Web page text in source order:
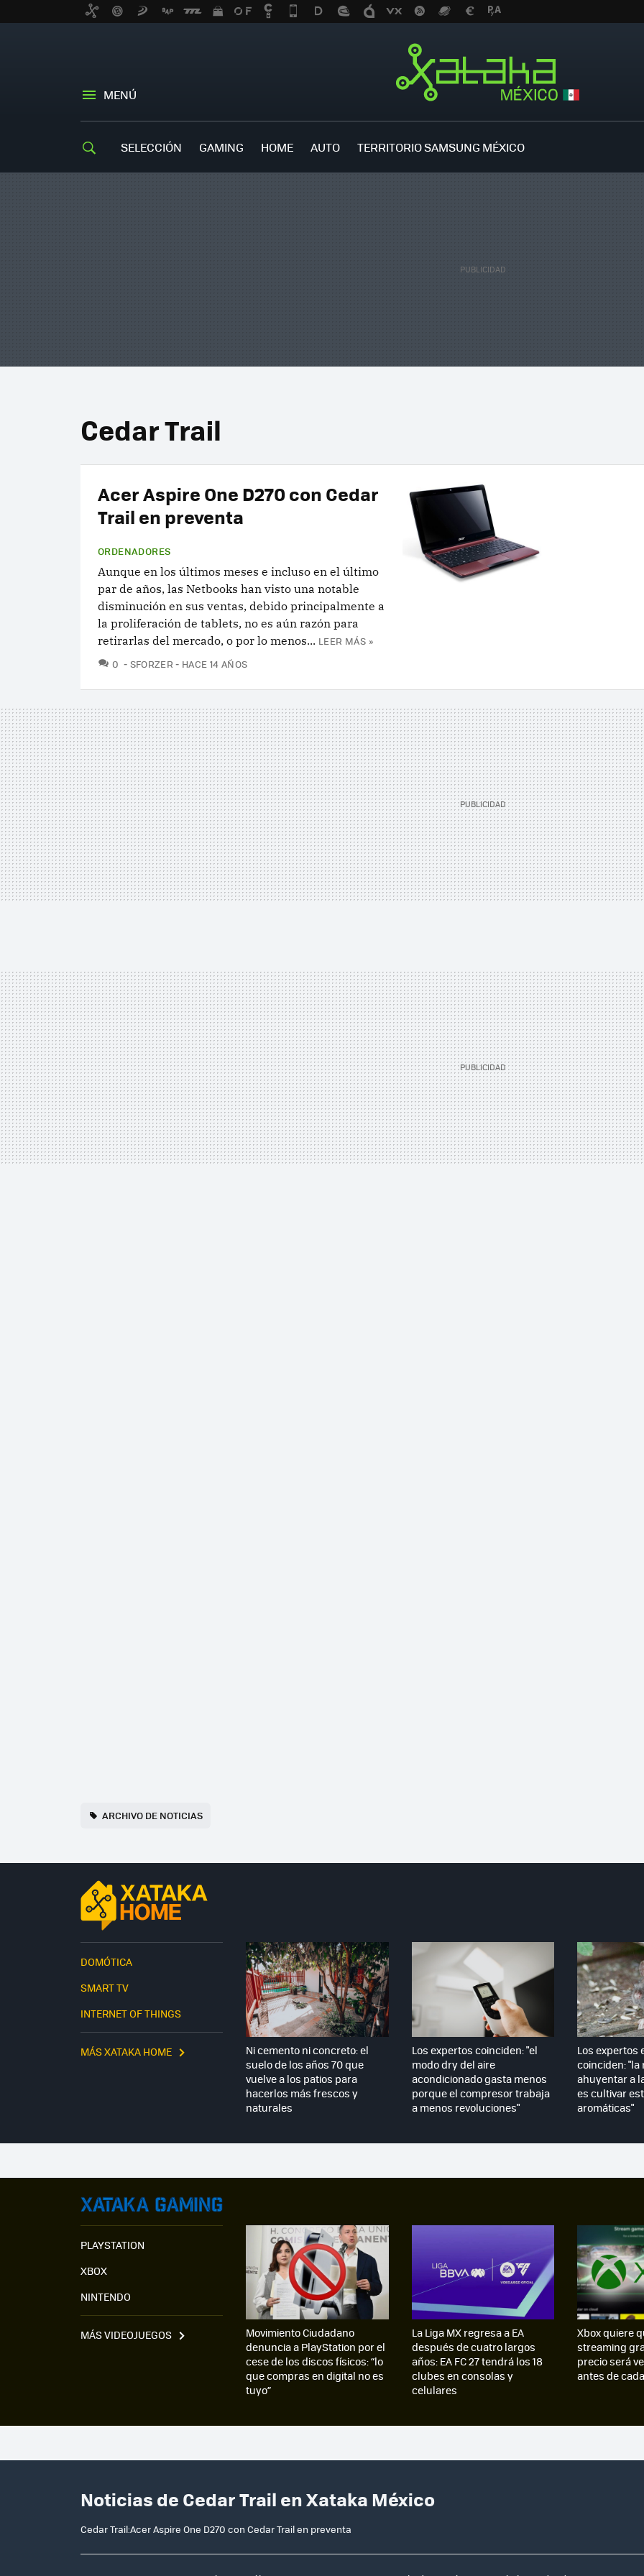
MENÚ
SELECCIÓN GAMING HOME AUTO TERRITORIO SAMSUNG MÉXICO
Cedar Trail
Acer Aspire One D270 con Cedar
Trail en preventa
ORDENADORES
Aunque en los últimos meses e incluso en el último
par de años, las Netbooks han visto una notable
disminución en sus ventas, debido principalmente a
la proliferación de tablets, no es aún razón para
retirarlas del mercado, o por lo menos... LEER MÁS »
0 COMENTARIOS
SFORZER HACE 14 AÑOS
ARCHIVO DE NOTICIAS
DOMÓTICA
SMART TV
INTERNET OF THINGS
MÁS XATAKA HOME
Ni cemento ni concreto: el
suelo de los años 70 que
vuelve a los patios para
hacerlos más frescos y
naturales
Los expertos coinciden: "el
modo dry del aire
acondicionado gasta menos
porque el compresor trabaja
a menos revoluciones"
Los expertos
coinciden:
ahuyentar a
es cultivar
aromáticas"
PLAYSTATION
XBOX
NINTENDO
MÁS VIDEOJUEGOS
Movimiento Ciudadano
denuncia a PlayStation por el
cese de los discos físicos: “lo
que compras en digital no es
tuyo”
La Liga MX regresa a EA
después de cuatro largos
años: EA FC 27 tendrá los 18
clubes en consolas y
celulares
Xbox quiere
streaming
precio será
antes de
Noticias de Cedar Trail en Xataka México
Cedar Trail:Acer Aspire One D270 con Cedar Trail en preventa